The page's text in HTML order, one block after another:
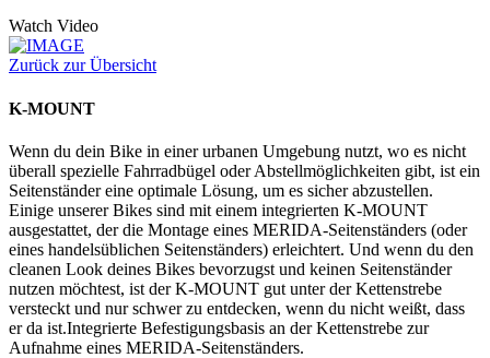
Watch Video
Zurück zur Übersicht
K-MOUNT
Wenn du dein Bike in einer urbanen Umgebung nutzt, wo es nicht
überall spezielle Fahrradbügel oder Abstellmöglichkeiten gibt, ist ein
Seitenständer eine optimale Lösung, um es sicher abzustellen.
Einige unserer Bikes sind mit einem integrierten K-MOUNT
ausgestattet, der die Montage eines MERIDA-Seitenständers (oder
eines handelsüblichen Seitenständers) erleichtert. Und wenn du den
cleanen Look deines Bikes bevorzugst und keinen Seitenständer
nutzen möchtest, ist der K-MOUNT gut unter der Kettenstrebe
versteckt und nur schwer zu entdecken, wenn du nicht weißt, dass
er da ist.Integrierte Befestigungsbasis an der Kettenstrebe zur
Aufnahme eines MERIDA-Seitenständers.